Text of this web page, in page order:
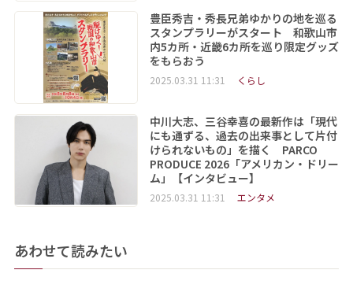
豊臣秀吉・秀長兄弟ゆかりの地を巡る
スタンプラリーがスタート 和歌山市
内5カ所・近畿6カ所を巡り限定グッズ
をもらおう
2025.03.31 11:31 くらし
中川大志、三谷幸喜の最新作は「現代
にも通ずる、過去の出来事として片付
けられないもの」を描く PARCO
PRODUCE 2026「アメリカン・ドリー
ム」【インタビュー】
2025.03.31 11:31 エンタメ
あわせて読みたい